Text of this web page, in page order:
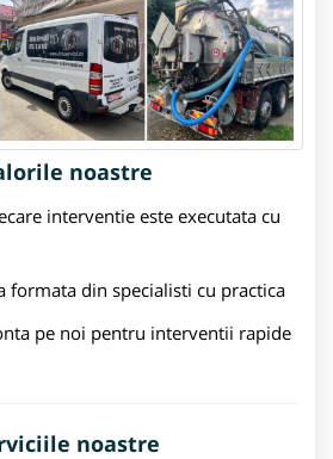
noastre
interventie este executata cu
formata din specialisti cu practica
pe noi pentru interventii rapide
noastre